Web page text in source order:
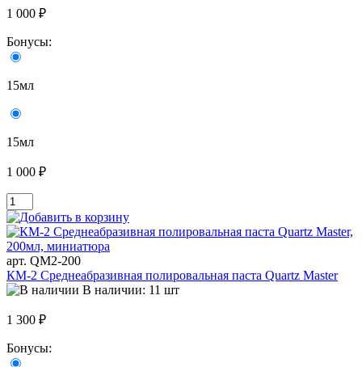
1 000 ₽
Бонусы:
15мл
15мл
1 000 ₽
арт. QM2-200
КМ-2 Среднеабразивная полировальная паста Quartz Master
В наличии: 11 шт
1 300 ₽
Бонусы: